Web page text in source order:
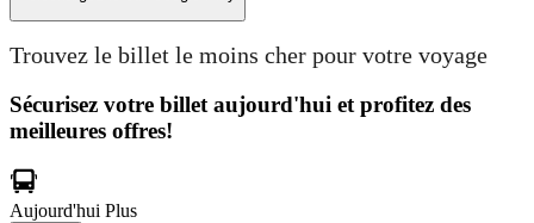
Trouvez le billet le moins cher pour votre voyage
Sécurisez votre billet aujourd'hui et profitez des
meilleures offres!
Aujourd'hui Plus